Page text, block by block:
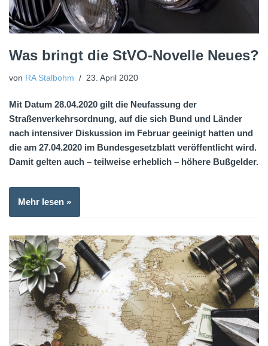
Was bringt die StVO-Novelle Neues?
von RA Stalbohm 23. April 2020
Mit Datum 28.04.2020 gilt die Neufassung der
Straßenverkehrsordnung, auf die sich Bund und Länder
nach intensiver Diskussion im Februar geeinigt hatten und
die am 27.04.2020 im Bundesgesetzblatt veröffentlicht wird.
Damit gelten auch – teilweise erheblich – höhere Bußgelder.
Mehr lesen »